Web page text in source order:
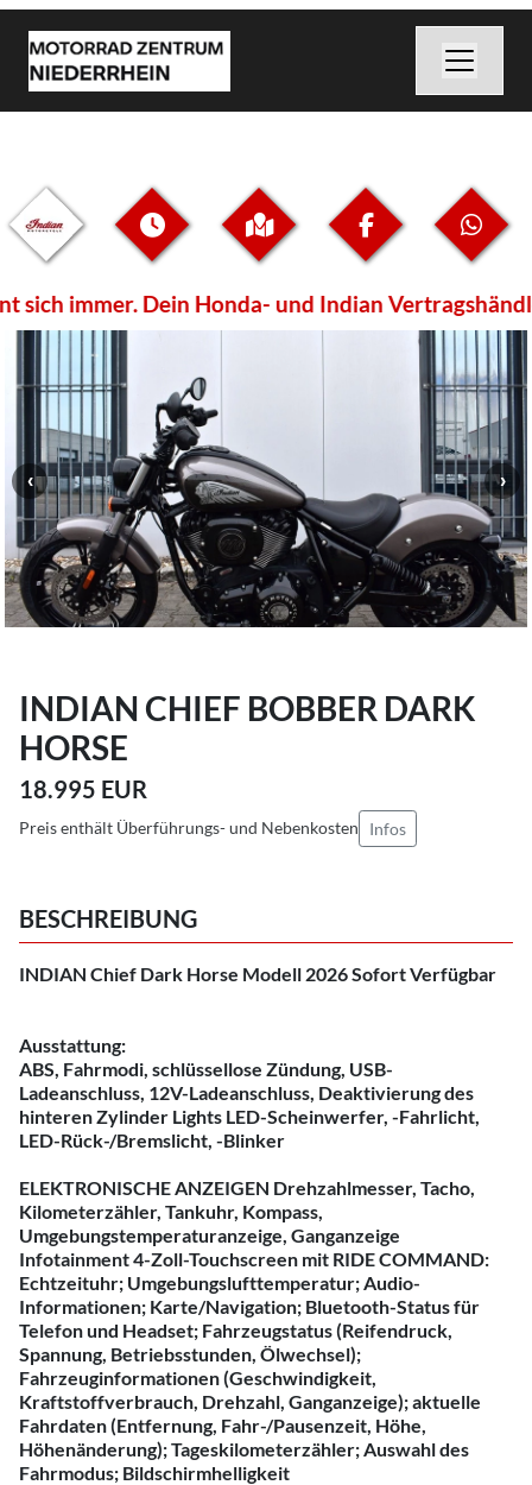
Dein Honda- und Indian Vertragshändler
INDIAN CHIEF BOBBER DARK
HORSE
18.995 EUR
Preis enthält Überführungs- und Nebenkosten Infos
BESCHREIBUNG
INDIAN Chief Dark Horse Modell 2026 Sofort Verfügbar
Ausstattung:
ABS, Fahrmodi, schlüssellose Zündung, USB-
Ladeanschluss, 12V-Ladeanschluss, Deaktivierung des
hinteren Zylinder Lights LED-Scheinwerfer, -Fahrlicht,
LED-Rück-/Bremslicht, -Blinker
ELEKTRONISCHE ANZEIGEN Drehzahlmesser, Tacho,
Kilometerzähler, Tankuhr, Kompass,
Umgebungstemperaturanzeige, Ganganzeige
Infotainment 4-Zoll-Touchscreen mit RIDE COMMAND:
Echtzeituhr; Umgebungslufttemperatur; Audio-
Informationen; Karte/Navigation; Bluetooth-Status für
Telefon und Headset; Fahrzeugstatus (Reifendruck,
Spannung, Betriebsstunden, Ölwechsel);
Fahrzeuginformationen (Geschwindigkeit,
Kraftstoffverbrauch, Drehzahl, Ganganzeige); aktuelle
Fahrdaten (Entfernung, Fahr-/Pausenzeit, Höhe,
Höhenänderung); Tageskilometerzähler; Auswahl des
Fahrmodus; Bildschirmhelligkeit